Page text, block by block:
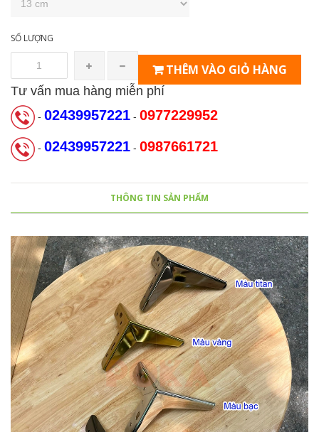
SỐ LƯỢNG
THÊM VÀO GIỎ HÀNG
Tư vấn mua hàng miễn phí
- 02439957221 - 0977229952
- 02439957221 - 0987661721
THÔNG TIN SẢN PHẨM